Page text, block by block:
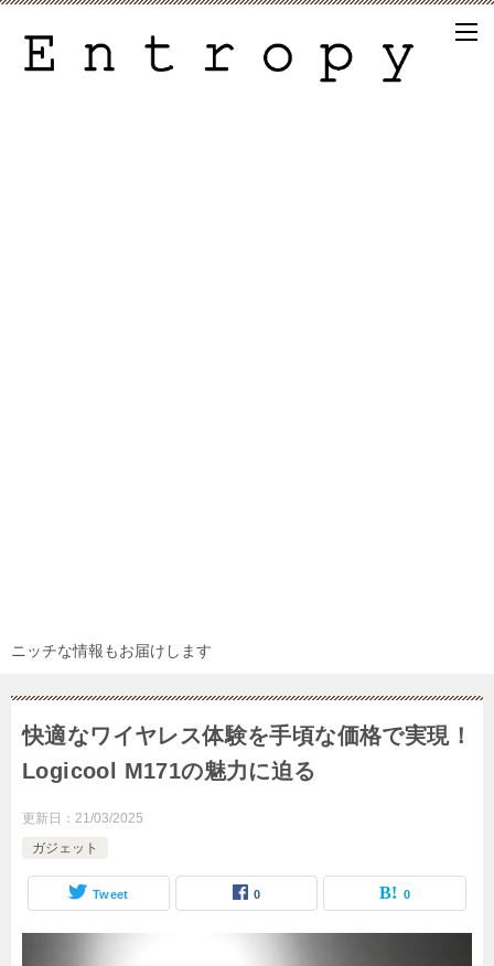
ニッチな情報もお届けします
快適なワイヤレス体験を手頃な価格で実現！
Logicool M171の魅力に迫る
更新日： 21/03/2025
ガジェット
Tweet 0 0